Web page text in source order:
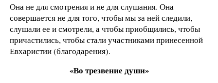
Она не для смотрения и не для слушания. Она
совершается не для того, чтобы мы за ней следили,
слушали ее и смотрели, а чтобы приобщились, чтобы
причастились, чтобы стали участниками принесенной
Евхаристии (благодарения).
«Во трезвение души»